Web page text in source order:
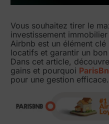
Vous souhaitez tirer le
investissement
Airbnb est un élément
locatifs et garantir un
Dans cet article,
gains et pourquoi
pour une gestion efficace.